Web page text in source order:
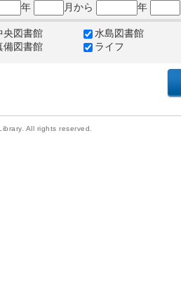
年
月から 年
央図書館
水島図書館
備図書館
ライフ
All rights reserved.